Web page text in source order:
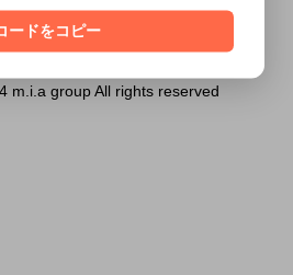
m.i.a group All rights reserved
ードをコピー